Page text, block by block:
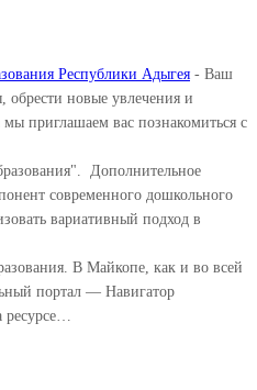
Республики Адыгея - Ваш
обрести новые увлечения и
мы приглашаем вас познакомиться с
Дополнительное
современного дошкольного
вариативный подход в
В Майкопе, как и во всей
портал — Навигатор